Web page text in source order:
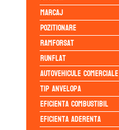
Marcaj
Pozitionare
Ramforsat
Runflat
Autovehicule comerciale
Tip anvelopa
Eficienta Combustibil
Eficienta Aderenta